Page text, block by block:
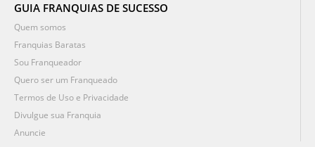
GUIA FRANQUIAS DE SUCESSO
Quem somos
Franquias Baratas
Sou Franqueador
Quero ser um Franqueado
Termos de Uso e Privacidade
Divulgue sua Franquia
Anuncie